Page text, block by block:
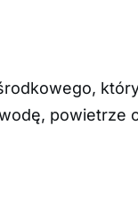
powietrze